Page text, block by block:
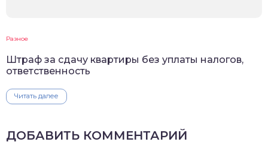
Разное
Штраф за сдачу квартиры без уплаты налогов,
ответственность
Читать далее
ДОБАВИТЬ КОММЕНТАРИЙ